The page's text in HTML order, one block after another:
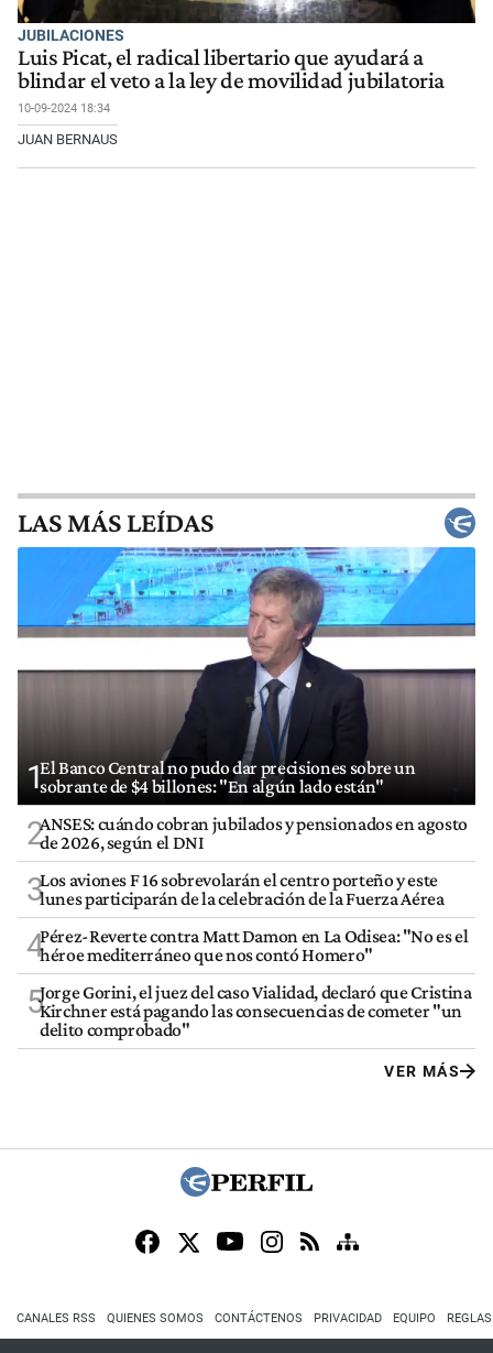
JUBILACIONES
Luis Picat, el radical libertario que ayudará a
blindar el veto a la ley de movilidad jubilatoria
10-09-2024 18:34
JUAN BERNAUS
LAS MÁS LEÍDAS
1El Banco Central no pudo dar precisiones sobre un
sobrante de $4 billones: "En algún lado están"
2ANSES: cuándo cobran jubilados y pensionados en agosto
de 2026, según el DNI
3Los aviones F 16 sobrevolarán el centro porteño y este
lunes participarán de la celebración de la Fuerza Aérea
4Pérez-Reverte contra Matt Damon en La Odisea: "No es el
héroe mediterráneo que nos contó Homero"
5Jorge Gorini, el juez del caso Vialidad, declaró que Cristina
Kirchner está pagando las consecuencias de cometer "un
delito comprobado"
VER MÁS
CANALES RSS QUIENES SOMOS CONTÁCTENOS PRIVACIDAD EQUIPO